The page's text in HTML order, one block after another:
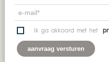
Ik ga akkoord met het
Ik
Meer